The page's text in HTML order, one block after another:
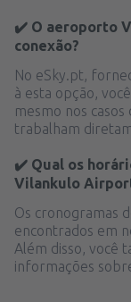
✔️ O aeroporto
conexão?
No eSky.pt,
à esta opção,
mesmo nos
trabalham
✔️ Qual os
Vilankulo
Os cronogramas
encontrados em
Além disso, você
informações